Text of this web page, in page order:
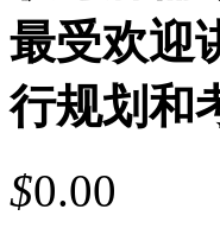
最受欢迎
行规划和
$0.00